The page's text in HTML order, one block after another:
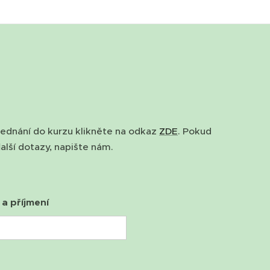
do kurzu klikněte na odkaz ZDE. Pokud
dotazy, napište nám.
příjmení